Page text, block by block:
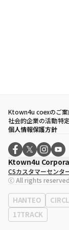
Ktown4u coexのご
社会的企業の活動特
個人情報保護方針
Ktown4u
代表取締役
ソン
事業者登録番号120-
eContext
0120-
事務所住所
ソウ
CSカスタマーセンタ
ⓒ All rights
HANTEO
17TRACK